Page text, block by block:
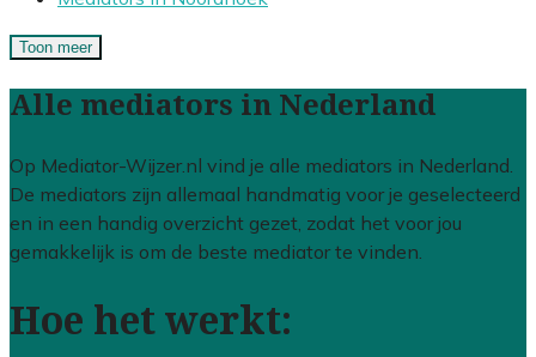
Toon meer
Alle mediators in Nederland
Op Mediator-Wijzer.nl vind je alle mediators in Nederland.
De mediators zijn allemaal handmatig voor je geselecteerd
en in een handig overzicht gezet, zodat het voor jou
gemakkelijk is om de beste mediator te vinden.
Hoe het werkt: